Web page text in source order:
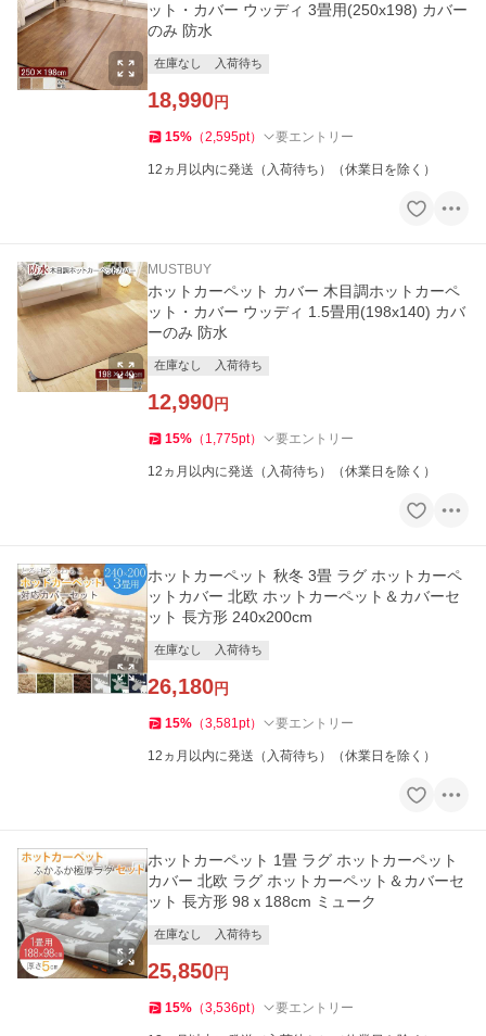
ット・カバー ウッディ 3畳用(250x198) カバー
のみ 防水
在庫なし 入荷待ち
18,990円
15% （2,595pt） 要エントリー
12ヵ月以内に発送（入荷待ち）（休業日を除く）
MUSTBUY
ホットカーペット カバー 木目調ホットカーペ
ット・カバー ウッディ 1.5畳用(198x140) カバ
ーのみ 防水
在庫なし 入荷待ち
12,990円
15% （ 1,775pt） 要エントリー
12ヵ月以内に発送（入荷待ち）（休業日を除く）
ホットカーペット 秋冬 3畳 ラグ ホットカーペ
ットカバー 北欧 ホットカーペット＆カバーセ
ット 長方形 240x200cm
在庫なし 入荷待ち
26,180円
15% （3,581pt） 要エントリー
12ヵ月以内に発送（入荷待ち）（休業日を除く）
ホットカーペット 1畳 ラグ ホットカーペット
カバー 北欧 ラグ ホットカーペット＆カバーセ
ット 長方形 98ｘ188cm ミューク
在庫なし 入荷待ち
25,850円
15% （3,536pt） 要エントリー